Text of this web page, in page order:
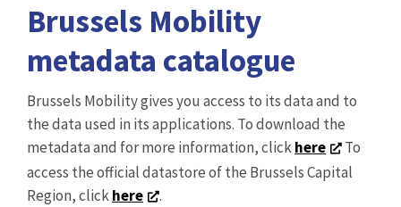
Brussels Mobility
metadata catalogue
Brussels Mobility gives you access to its data and to
the data used in its applications. To download the
metadata and for more information, clickhere
To
access the official datastore of the Brussels Capital
Region, clickhere .